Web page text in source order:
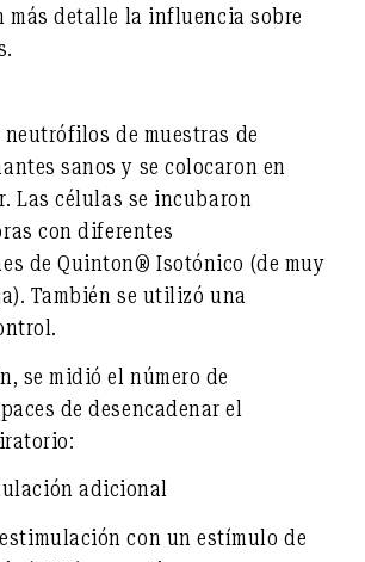
más detalle la influencia sobre
de muestras de
sanos y se colocaron en
Las células se incubaron
con diferentes
de Quinton® Isotónico (de muy
También se utilizó una
se midió el número de
de desencadenar el
adicional
con un estímulo de